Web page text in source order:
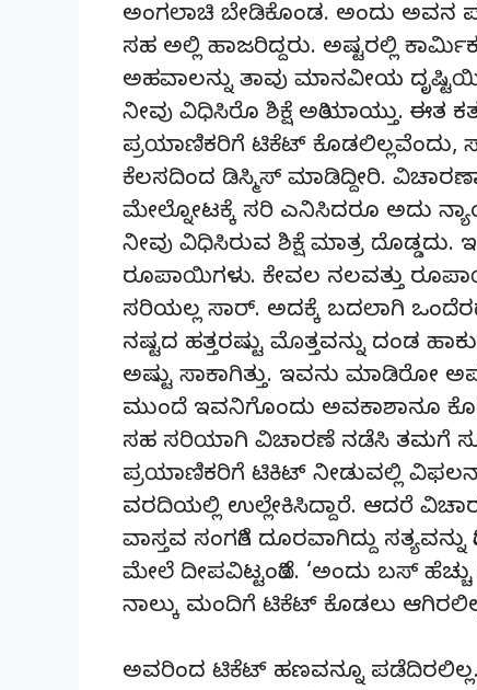
ಅಂಗಲಾಚಿ ಬೇಡಿಕೊಂಡ. ಅಂದು ಅವನ
ಸಹ ಅಲ್ಲಿ ಹಾಜರಿದ್ದರು. ಅಷ್ಟರಲ್ಲಿ
ಅಹವಾಲನ್ನು ತಾವು ಮಾನವೀಯ
ನೀವು ವಿಧಿಸಿರೊ ಶಿಕ್ಷೆ ಅತಿಯಾಯ್ತು. ಈತ
ಪ್ರಯಾಣಿಕರಿಗೆ ಟಿಕೆಟ್ ಕೊಡಲಿಲ್ಲವೆಂದು,
ಕೆಲಸದಿಂದ ಡಿಸ್ಮಿಸ್ ಮಾಡಿದ್ದೀರಿ.
ಮೇಲ್ನೋಟಕ್ಕೆ ಸರಿ ಎನಿಸಿದರೂ ಅದು
ನೀವು ವಿಧಿಸಿರುವ ಶಿಕ್ಷೆ ಮಾತ್ರ
ರೂಪಾಯಿಗಳು. ಕೇವಲ ನಲವತ್ತು
ಸರಿಯಲ್ಲ ಸಾರ್. ಅದಕ್ಕೆ ಬದಲಾಗಿ
ನಷ್ಟದ ಹತ್ತರಷ್ಟು ಮೊತ್ತವನ್ನು ದಂಡ
ಅಷ್ಟು ಸಾಕಾಗಿತ್ತು. ಇವನು ಮಾಡಿರೋ
ಮುಂದೆ ಇವನಿಗೊಂದು ಅವಕಾಶಾನೂ
ಸಹ ಸರಿಯಾಗಿ ವಿಚಾರಣೆ ನಡೆಸಿ ತಮಗೆ
ಪ್ರಯಾಣಿಕರಿಗೆ ಟಿಕಿಟ್ ನೀಡುವಲ್ಲಿ
ವರದಿಯಲ್ಲಿ ಉಲ್ಲೇಕಿಸಿದ್ದಾರೆ. ಆದರೆ
ವಾಸ್ತವ ಸಂಗತಿಗೆ ದೂರವಾಗಿದ್ದು
ಮೇಲೆ ದೀಪವಿಟ್ಟಂತಿದೆ. ‘ಅಂದು ಬಸ್
ನಾಲ್ಕು ಮಂದಿಗೆ ಟಿಕೆಟ್ ಕೊಡಲು
ಅವರಿಂದ ಟಿಕೆಟ್ ಹಣವನ್ನೂ